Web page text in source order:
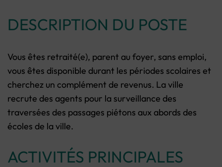
DESCRIPTION DU POSTE
Vous êtes retraité(e), parent au foyer, sans emploi,
vous êtes disponible durant les périodes scolaires et
cherchez un complément de revenus. La ville
recrute des agents pour la surveillance des
traversées des passages piétons aux abords des
écoles de la ville.
ACTIVITÉS PRINCIPALES